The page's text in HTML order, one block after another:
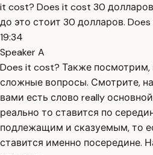
it cost? Does it cost 30
до это стоит 30 долларов.
19:34
Speaker A
Does it cost? Также посмотрим,
сложные вопросы. Смотрите,
вами есть слово really
реально то ставится по
подлежащим и сказуемым, то
ставится именно посередине.